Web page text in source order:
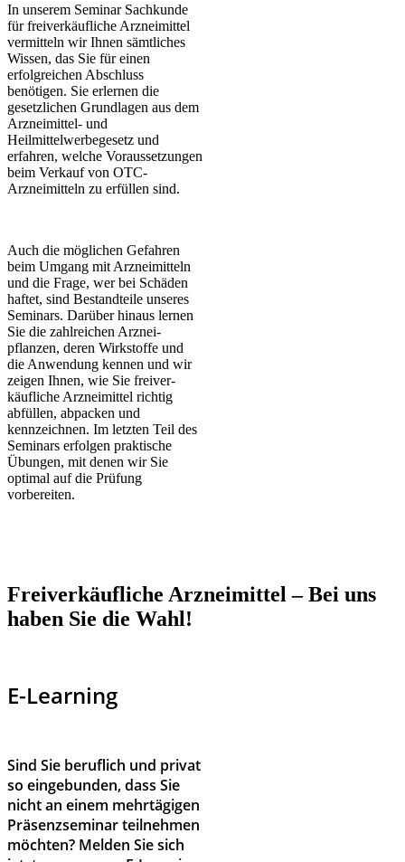
In unserem Seminar Sachkunde
für freiverkäufliche Arzneimittel
vermitteln wir Ihnen sämtliches
Wissen, das Sie für einen
erfolgreichen Abschluss
benötigen. Sie erlernen die
gesetzlichen Grundlagen aus dem
Arzneimittel- und
Heilmittelwerbegesetz und
erfahren, welche Voraussetzungen
beim Verkauf von OTC-
Arzneimitteln zu erfüllen sind.
Auch die möglichen Gefahren
beim Umgang mit Arzneimitteln
und die Frage, wer bei Schäden
haftet, sind Bestandteile unseres
Seminars. Darüber hinaus lernen
Sie die zahlreichen Arznei­
pflanzen, deren Wirkstoffe und
die Anwendung kennen und wir
zeigen Ihnen, wie Sie frei­ver­
käufliche Arzneimittel richtig
abfüllen, abpacken und
kennzeichnen. Im letzten Teil des
Semi­nars erfolgen praktische
Übungen, mit denen wir Sie
optimal auf die Prüfung
vorbereiten.
Freiverkäufliche Arzneimittel – Bei uns
haben Sie die Wahl!
E-Learning
Sind Sie beruflich und privat
so eingebunden, dass Sie
nicht an einem mehrtägigen
Präsenzseminar teilnehmen
möchten? Melden Sie sich